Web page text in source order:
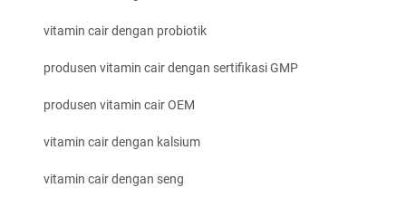
vitamin cair dengan probiotik
produsen vitamin cair dengan sertifikasi GMP
produsen vitamin cair OEM
vitamin cair dengan kalsium
vitamin cair dengan seng